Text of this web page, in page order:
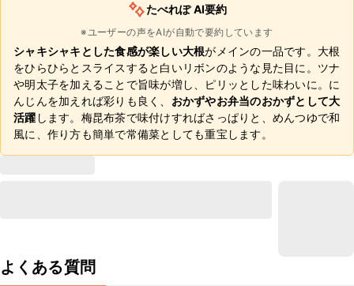
たべれぽ AI要約
※ユーザーの声をAIが自動で要約しています
シャキシャキとした食感が楽しい大根がメインの一品です。大根
をひらひらとスライスすると白いリボンのような見た目に。ツナ
や明太子を加えることで旨味が増し、ピリッとした味わいに。に
んじんを加えれば彩りも良く、 おかずやお弁当のおかずとして大
活躍 します。梅昆布茶で味付けすればさっぱりと、めんつゆで和
風に、作り方も簡単で常備菜としても重宝します。
よくある質問